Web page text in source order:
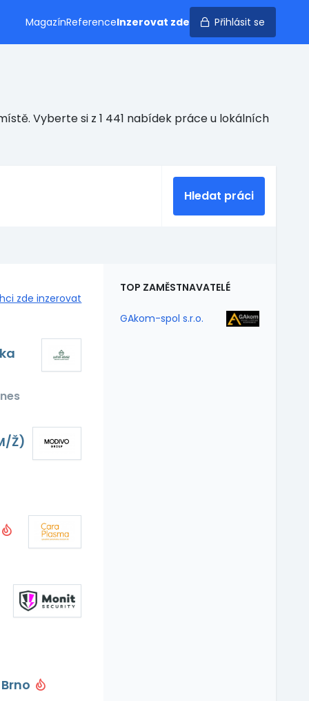
MagazínReferenceInzerovat zde Přihlásit se
Vyberte si z 1 441 nabídek práce u lokálních
Hledat práci
zde inzerovat
Ž)
TOP ZAMĚSTNAVATELÉ
GAkom-spol s.r.o.